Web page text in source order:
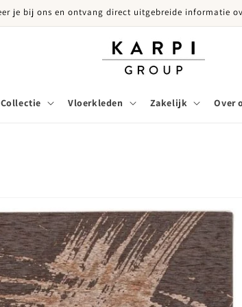
je bij ons en ontvang direct uitgebreide informatie
Collectie Vloerkleden Zakelijk Over